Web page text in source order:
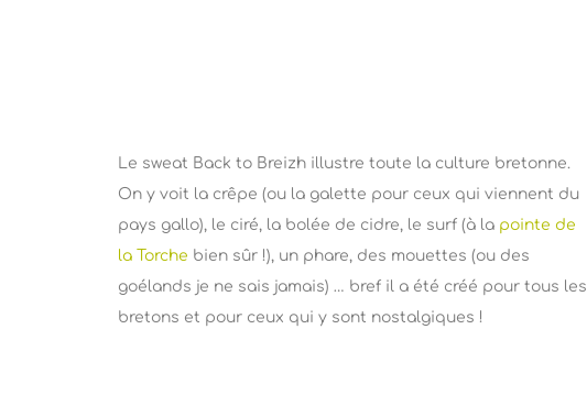
Le sweat Back to Breizh illustre toute la culture bretonne.
On y voit la crêpe (ou la galette pour ceux qui viennent du
pays gallo), le ciré, la bolée de cidre, le surf (à la pointe de
la Torche bien sûr !), un phare, des mouettes (ou des
goélands je ne sais jamais) … bref il a été créé pour tous les
bretons et pour ceux qui y sont nostalgiques !